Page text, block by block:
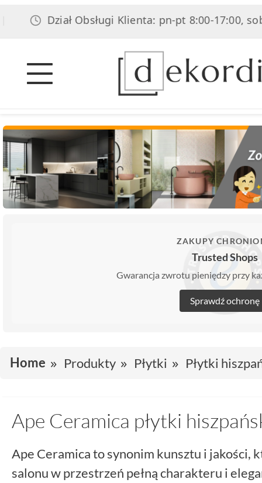
Obsługi Klienta: pn-pt 8:00-17:00, sob 8:00-
ZAKUPY
Trusted Shops
Gwarancja zwrotu pieniędzy przy
Sprawdź ochronę
Home Produkty Płytki Płytki
Ape Ceramica płytki
Ape Ceramica to synonim kunsztu i jakości,
salonu w przestrzeń pełną charakteru i